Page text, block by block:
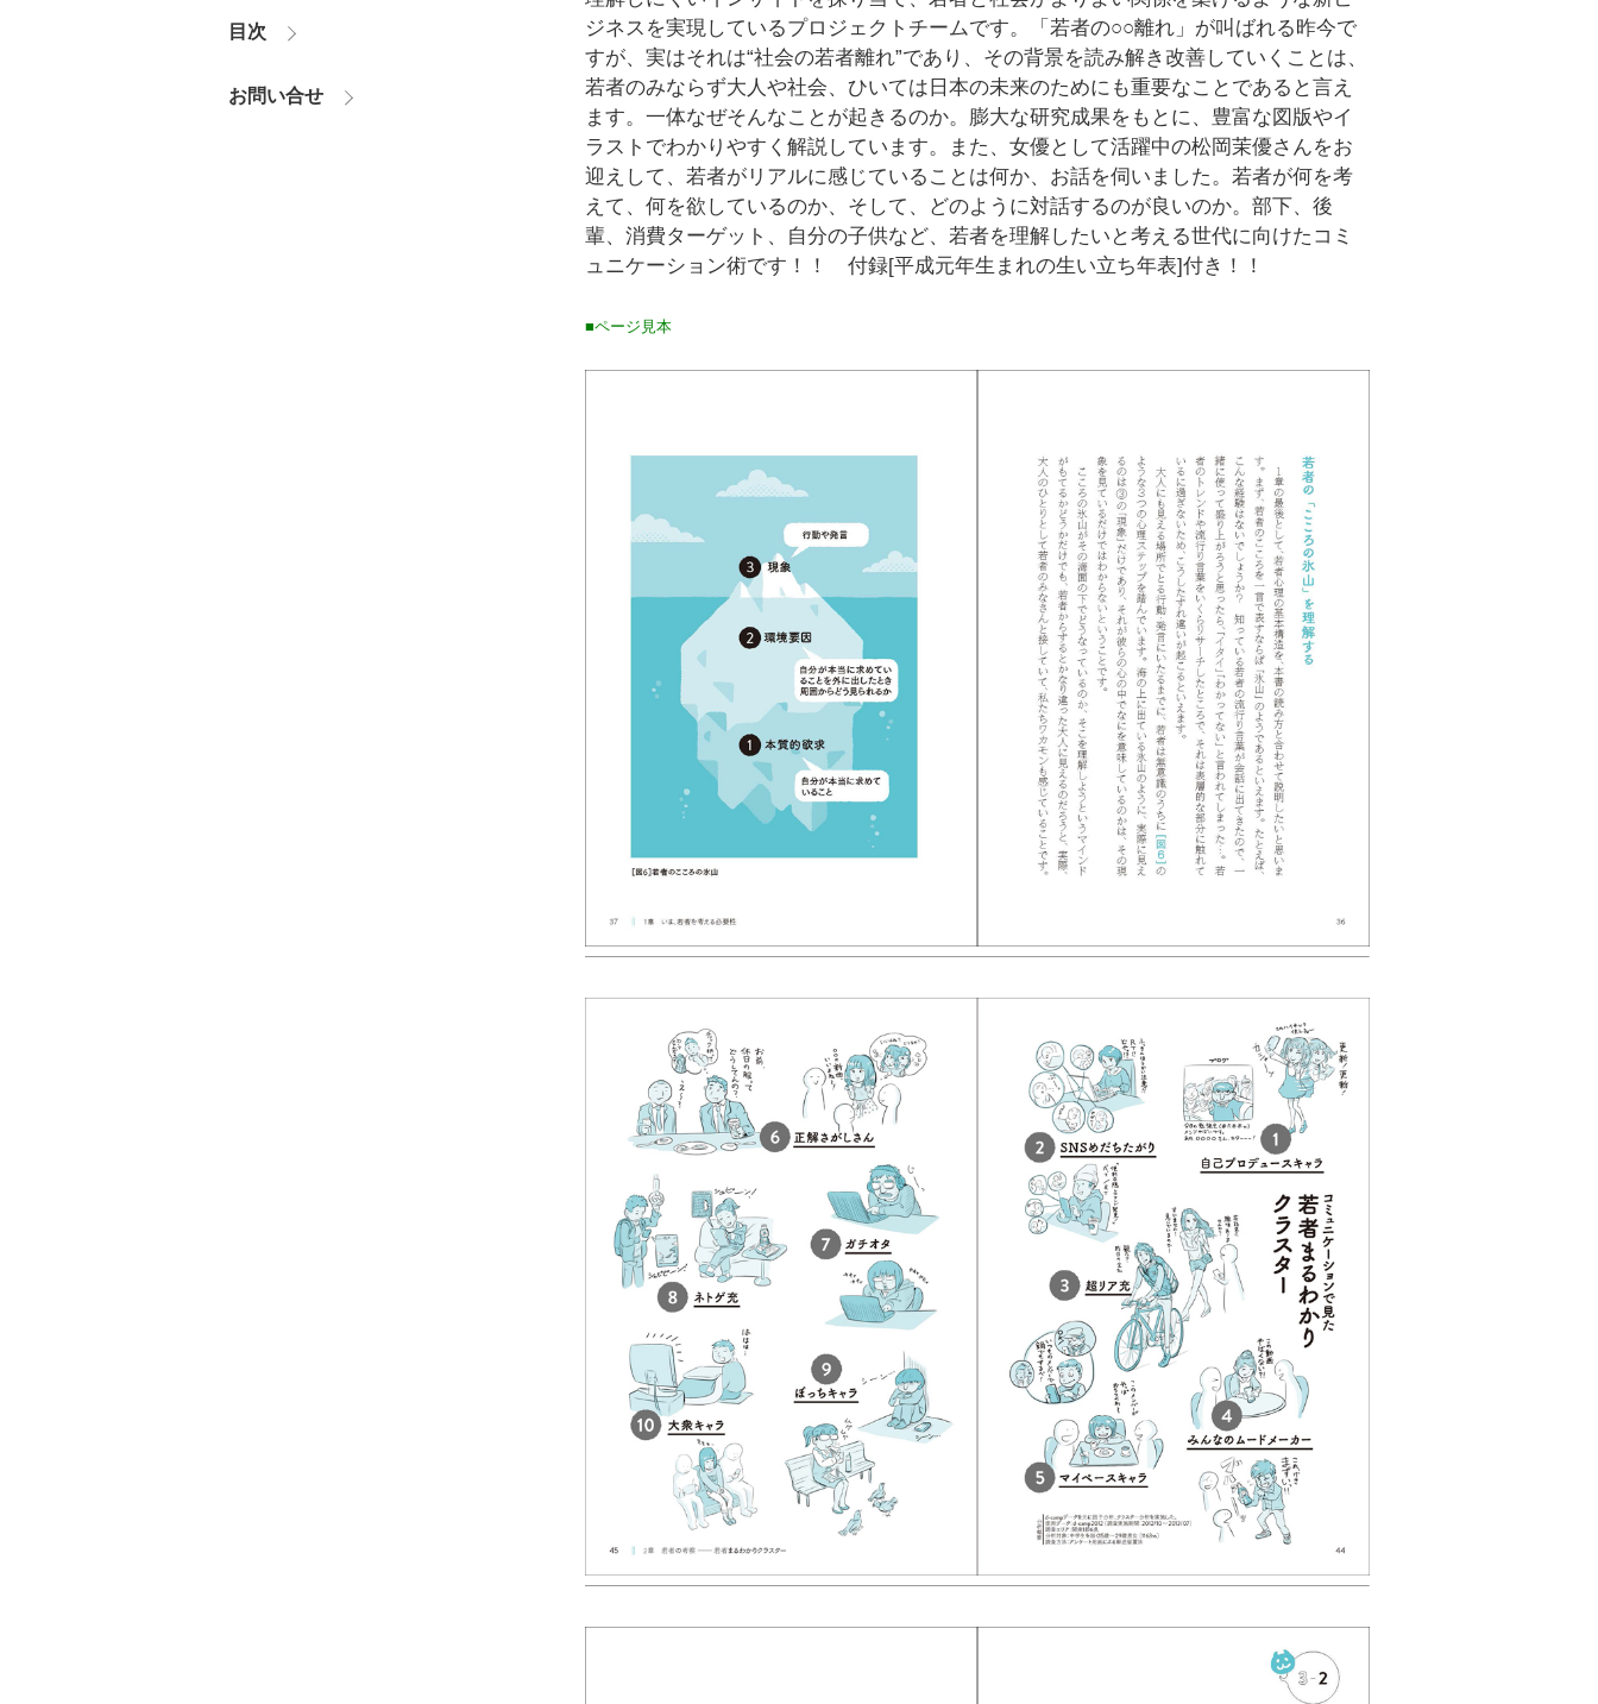
目次
お問い合せ
ジネスを実現しているプロジェクトチームです。「若者の○○離れ」が叫ばれる昨今で
すが、実はそれは“社会の若者離れ”であり、その背景を読み解き改善していくことは、
若者のみならず大人や社会、ひいては日本の未来のためにも重要なことであると言え
ます。一体なぜそんなことが起きるのか。膨大な研究成果をもとに、豊富な図版やイ
ラストでわかりやすく解説しています。また、女優として活躍中の松岡茉優さんをお
迎えして、若者がリアルに感じていることは何か、お話を伺いました。若者が何を考
えて、何を欲しているのか、そして、どのように対話するのが良いのか。部下、後
輩、消費ターゲット、自分の子供など、若者を理解したいと考える世代に向けたコミ
ュニケーション術です！！ 付録[平成元年生まれの生い立ち年表]付き！！
■ページ見本